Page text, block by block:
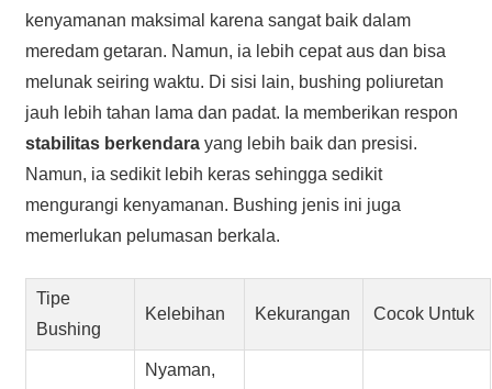
kenyamanan maksimal karena sangat baik dalam
meredam getaran. Namun, ia lebih cepat aus dan bisa
melunak seiring waktu. Di sisi lain, bushing poliuretan
jauh lebih tahan lama dan padat. Ia memberikan respon
stabilitas berkendarayang lebih baik dan presisi.
Namun, ia sedikit lebih keras sehingga sedikit
mengurangi kenyamanan. Bushing jenis ini juga
memerlukan pelumasan berkala.
Tipe
Bushing
Kelebihan Kekurangan Cocok Untuk
Nyaman,